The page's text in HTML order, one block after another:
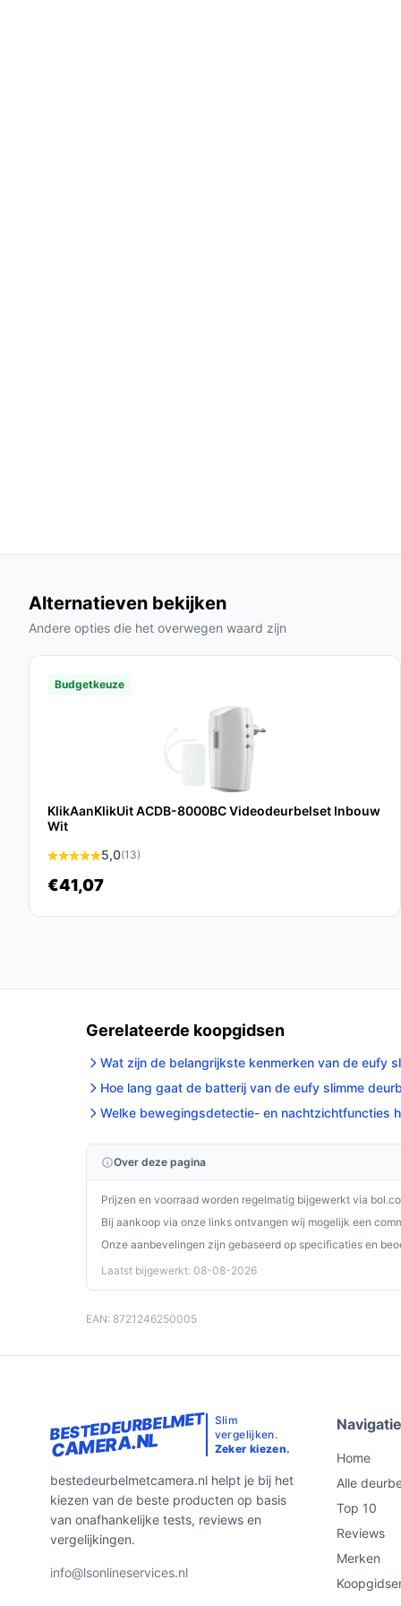
het gebruik.
Is dit geschikt voor buitengebruik?
Ja, de deurbel is waterbestendig en ontworpen
Wat zijn de belangrijkste verschillen met
De eufy S220 biedt een hogere beeldkwaliteit
kosten in vergelijking met veel andere merken.
Conclusie
De eufy Security S220 2K Draadloze Video
technologie, gebruiksgemak en
scherpe videodeurbel is dit een uitstekende
Ontdek alle specificaties en vergelijk prijzen op
Alternatieven bekijken
Andere opties die het overwegen waard zijn
Budgetkeuze
KlikAanKlikUit ACDB-8000BC Videodeurbelset Inbouw
Wit
5,0(13)
€41,07
Gerelateerde koopgidsen
Wat zijn de belangrijkste kenmerken van de eufy
Hoe lang gaat de batterij van de eufy slimme
Welke bewegingsdetectie- en nachtzichtfuncties
Over deze pagina
Prijzen en voorraad worden regelmatig bijgewerkt via
Bij aankoop via onze links ontvangen wij mogelijk een
Onze aanbevelingen zijn gebaseerd op specificaties en
Laatst bijgewerkt: 08-08-2026
EAN: 8721246250005
BESTEDEURBELMET
CAMERA.NL
Slim
vergelijken.
Zeker kiezen.
bestedeurbelmetcamera.nl helpt je bij het
kiezen van de beste producten op basis
van onafhankelijke tests, reviews en
vergelijkingen.
info@lsonlineservices.nl
Navigatie
Home
Alle
Top 10
Reviews
Merken